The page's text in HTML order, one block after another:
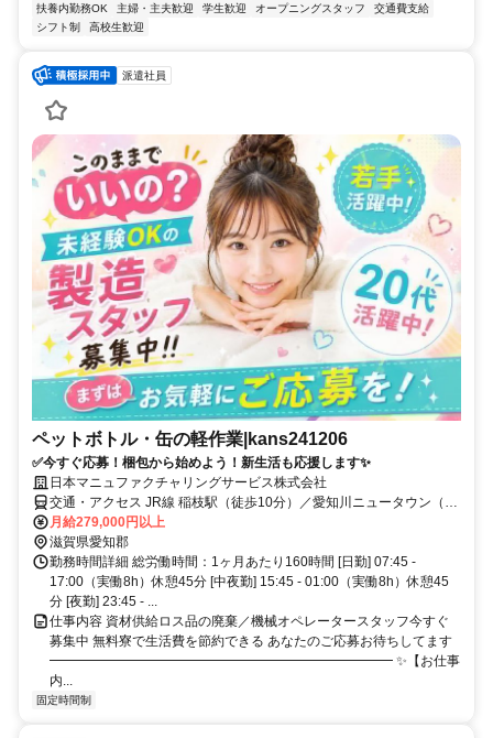
扶養内勤務OK 主婦・主夫歓迎 学生歓迎 オープニングスタッフ
交通費支給
シフト制
高校生歓迎
派遣社員
ペットボトル・缶の軽作業|kans241206
✅今すぐ応募！梱包から始めよう！新生活も応援します✨
日本マニュファクチャリングサービス株式会社
交通・アクセス JR線 稲枝駅（徒歩10分）／愛知川ニュータウン（バ
ス）
月給279,000円以上
滋賀県愛知郡
勤務時間詳細 総労働時間：1ヶ月あたり160時間 [日勤] 07:45 -
17:00（実働8h）休憩45分 [中夜勤] 15:45 - 01:00（実働8h）休憩45
分 [夜勤] 23:45 - ...
仕事内容 資材供給ロス品の廃棄／機械オペレータースタッフ今すぐ
募集中 無料寮で生活費を節約できる あなたのご応募お待ちしてます
━━━━━━━━━━━━━━━━━━━━━━━━━━ ✨【お仕事
内...
固定時間制